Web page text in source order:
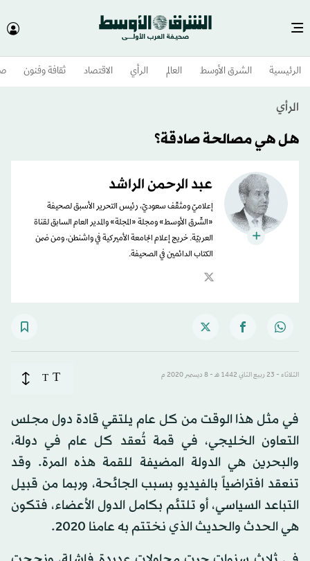
الرئيسية الشرق الأوسط​ العالم الرأي الاقتصاد ثقافة وفنون
الرأي
هل هي مصالحة صادقة؟
عبد الرحمن الراشد
إعلاميّ ومثقّف سعوديّ، رئيس التحرير الأسبق لصحيفة
«الشّرق الأوسط» ومجلة «المجلة» والمدير العام السابق لقناة
العربيّة. خريج إعلام الجامعة الأميركية في واشنطن، ومن ضمن
الكتاب الدائمين في الصحيفة.
الثلاثاء - 23 ربيع الثاني 1442 هـ - 8 ديسمبر 2020 م T
T
في مثل هذا الوقت من كل عام يلتقي قادة دول مجلس
التعاون الخليجي، في قمة تُعقد كل عام في دولة،
والبحرين هي الدولة المضيفة للقمة هذه المرة. وقد
تنعقد افتراضياً بالفيديو بسبب الجائحة، وربما من قبيل
التباعد السياسي، أو تلتئم بكامل الدول الأعضاء، فتكون
هي الحدث والحديث الذي نختتم به عامنا 2020.